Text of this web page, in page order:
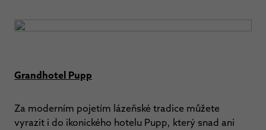
Grandhotel Pupp
Za moderním pojetím lázeňské tradice můžete
vyrazit i do ikonického hotelu Pupp, který snad ani